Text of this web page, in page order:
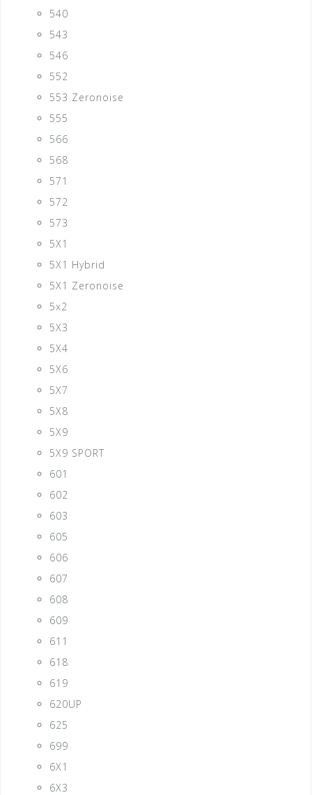
540
543
546
552
553 Zeronoise
555
566
568
571
572
573
5X1
5X1 Hybrid
5X1 Zeronoise
5x2
5X3
5X4
5X6
5X7
5X8
5X9
5X9 SPORT
601
602
603
605
606
607
608
609
611
618
619
620UP
625
699
6X1
6X3